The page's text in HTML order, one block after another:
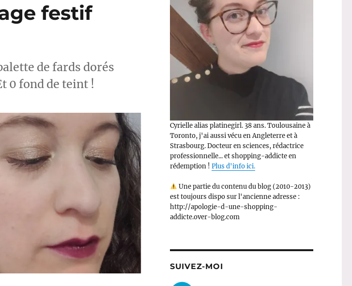
festif
de fards dorés
0 fond de teint !
Cyrielle alias platinegirl. 38 ans. Toulousaine à
Toronto, j'ai aussi vécu en Angleterre et à
Strasbourg. Docteur en sciences, rédactrice
professionnelle... et shopping-addicte en
rédemption ! Plus d'info ici.
Une partie du contenu du blog (2010-2013)
est toujours dispo sur l'ancienne adresse :
http://apologie-d-une-shopping-
addicte.over-blog.com
SUIVEZ-MOI